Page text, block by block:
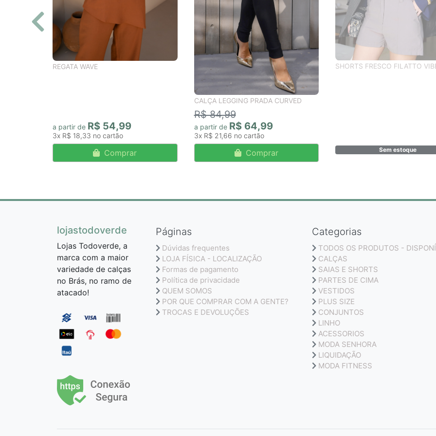
REGATA WAVE
a partir de R$ 54,99
3x R$ 18,33
Comprar
CALÇA LEGGING PRADA CURVED
R$ 84,99
a partir de R$ 64,99
3x R$ 21,66
Comprar
SHORTS FRESCO FILATTO
Sem estoque
Páginas
Dúvidas frequentes
LOJA FÍSICA - LOCALIZAÇÃO
Formas de pagamento
Política de privacidade
QUEM SOMOS
POR QUE COMPRAR COM A GENTE?
TROCAS E DEVOLUÇÕES
Categorias
TODOS OS PRODUTOS -
CALÇAS
SAIAS E SHORTS
PARTES DE CIMA
VESTIDOS
PLUS SIZE
CONJUNTOS
LINHO
ACESSORIOS
MODA SENHORA
LIQUIDAÇÃO
MODA FITNESS
lojastodoverde
Lojas Todoverde, a
marca com a maior
variedade de calças
no Brás, no ramo de
atacado!